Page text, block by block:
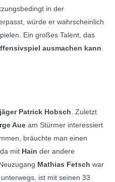
in der
würde er wahrscheinlich
Ein großes Talent, das
ausmachen kann
Patrick Hobsch . Zuletzt
Aue am Stürmer interessiert
bräuchte man einen
mit Hain der andere
Mathias Fetsch war
ist mit seinen 33